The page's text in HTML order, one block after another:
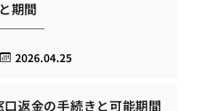
と期間
2026.04.25
返金の手続きと可能期間